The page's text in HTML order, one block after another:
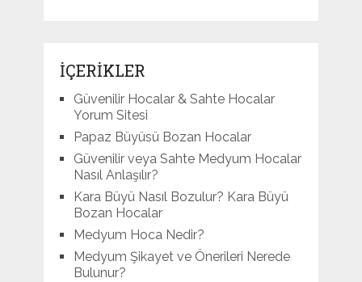
İÇERİKLER
Güvenilir Hocalar & Sahte Hocalar
Yorum Sitesi
Papaz Büyüsü Bozan Hocalar
Güvenilir veya Sahte Medyum Hocalar
Nasıl Anlaşılır?
Kara Büyü Nasıl Bozulur? Kara Büyü
Bozan Hocalar
Medyum Hoca Nedir?
Medyum Şikayet ve Önerileri Nerede
Bulunur?